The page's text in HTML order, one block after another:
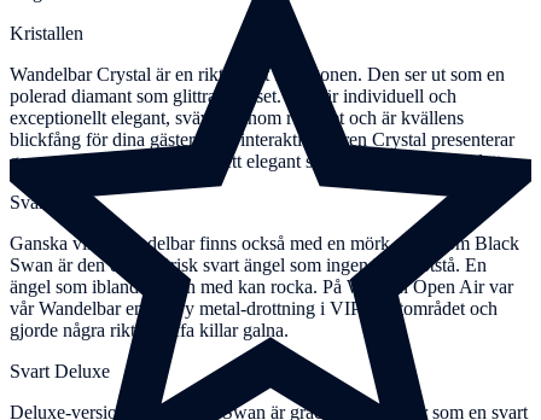
Kristallen
Wandelbar Crystal är en riktig fest för ögonen. Den ser ut som en
polerad diamant som glittrar i ljuset. Den är individuell och
exceptionellt elegant, svävar genom rummet och är kvällens
blickfång för dina gäster. Den interaktiva baren Crystal presenterar
gourmetmat och drycker på ett elegant sätt på en unik spegelplatta.
Svart svan
Ganska vild! Wandelbar finns också med en mörk sida. Som Black
Swan är den en förförisk svart ängel som ingen kan motstå. En
ängel som ibland till och med kan rocka. På Wacken Open Air var
vår Wandelbar en heavy metal-drottning i VIP-artistområdet och
gjorde några riktigt tuffa killar galna.
Svart Deluxe
Deluxe-versionen av Black Swan är graciös och skiner som en svart